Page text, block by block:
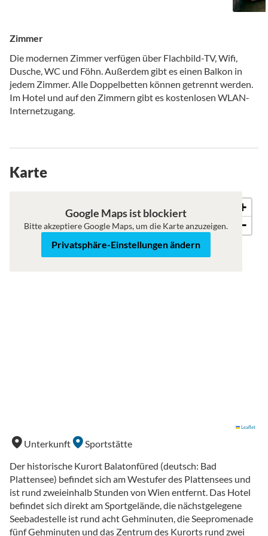
Zimmer
Die modernen Zimmer verfügen über Flachbild-TV, Wifi,
Dusche, WC und Föhn. Außerdem gibt es einen Balkon in
jedem Zimmer. Alle Doppelbetten können getrennt werden.
Im Hotel und auf den Zimmern gibt es kostenlosen WLAN-
Internetzugang.
Karte
Satellit
+
−
Leaflet
Google Maps ist blockiert
Bitte akzeptiere Google Maps, um die Karte anzuzeigen.
Privatsphäre-Einstellungen ändern
Unterkunft
Sportstätte
Der historische Kurort Balatonfüred (deutsch: Bad
Plattensee) befindet sich am Westufer des Plattensees und
ist rund zweieinhalb Stunden von Wien entfernt. Das Hotel
befindet sich direkt am Sportgelände, die nächstgelegene
Seebadestelle ist rund acht Gehminuten, die Seepromenade
fünf Gehminuten und das Zentrum des Kurorts rund zwei